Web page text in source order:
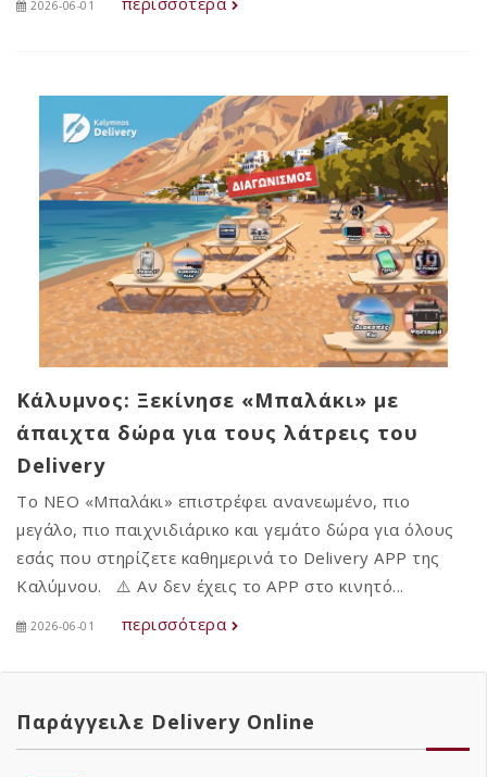
2026-06-01
Κάλυμνος: Ξεκίνησε «Μπαλάκι» με
άπαιχτα δώρα για τους λάτρεις του
Delivery
Το ΝΕΟ «Μπαλάκι» επιστρέφει ανανεωμένο, πιο
μεγάλο, πιο παιχνιδιάρικο και γεμάτο δώρα για όλους
εσάς που στηρίζετε καθημερινά το Delivery APP της
Καλύμνου. ⚠️ Αν δεν έχεις το APP στο κινητό...
2026-06-01 περισσότερα
Παράγγειλε Delivery Online